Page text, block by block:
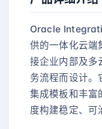
Oracle
供的一体化云端
接企业内部及多
务流程而设计。
集成模板和丰富
度构建稳定、可